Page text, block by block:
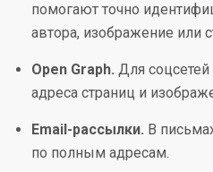
помогают точно
автора, изображение или
Open Graph. Для
адреса страниц и
Email-рассылки. В
по полным адресам.